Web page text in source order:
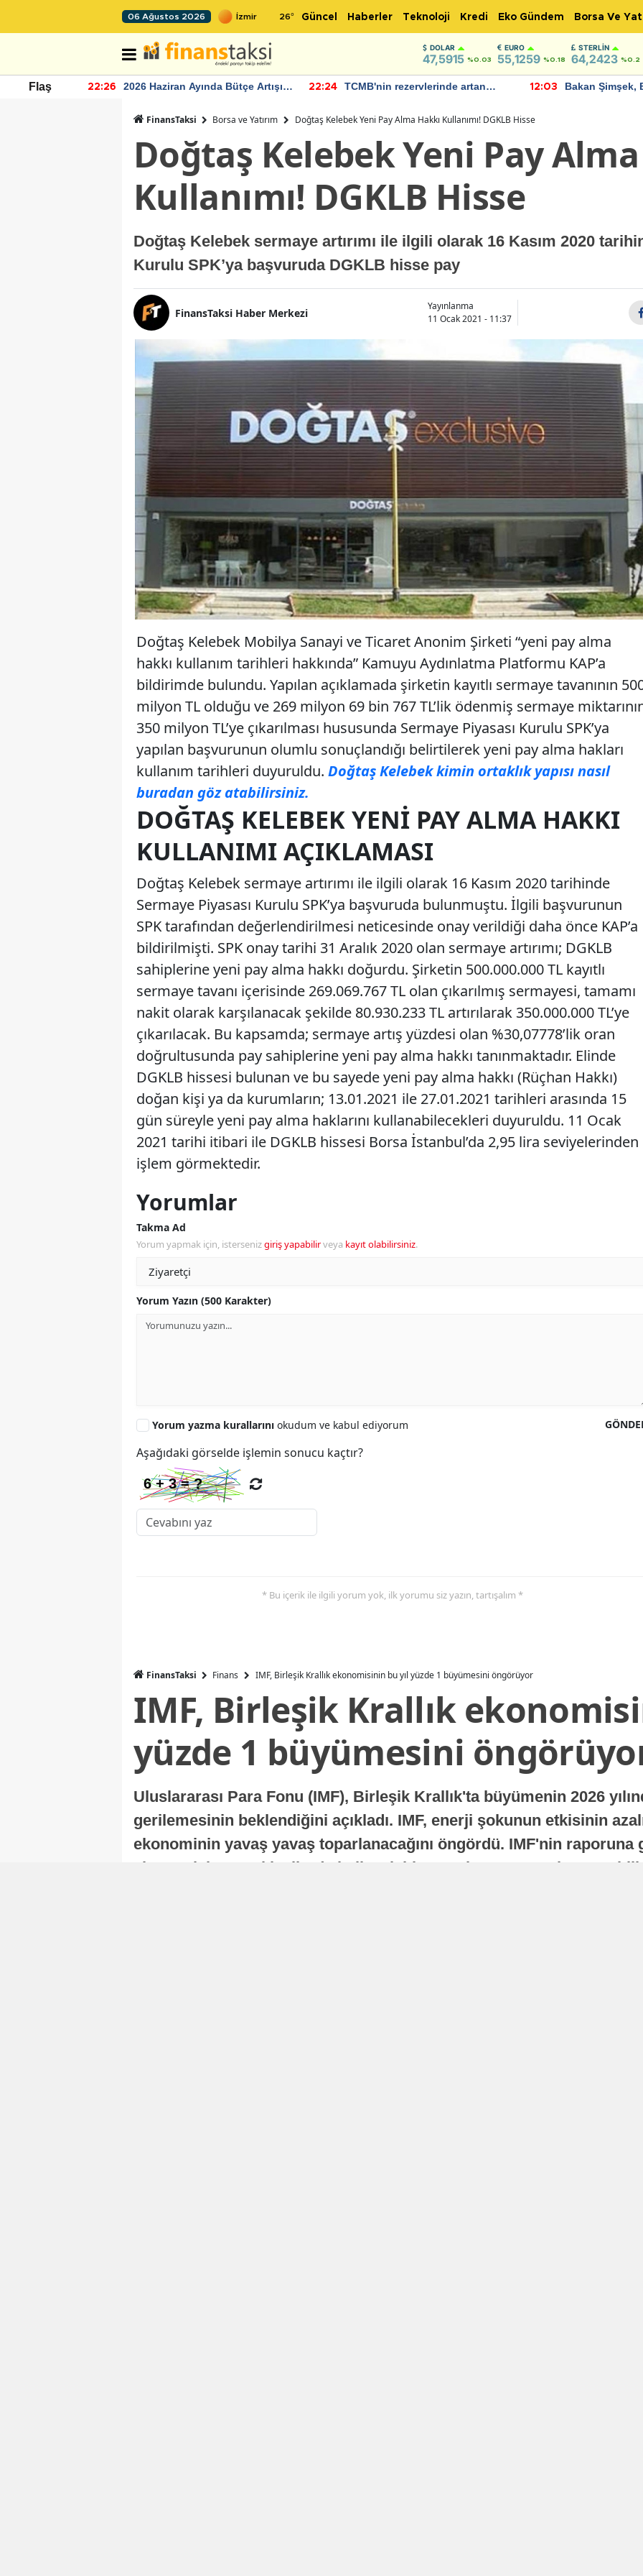
06 Ağustos 2026 26° Güncel Haberler Teknoloji Kredi Eko Gündem Borsa Ve
DOLAR
47,5915 %0.03
EURO
55,1259 %0.18
STERLIN
64,2423 %0.2
Flaş 22:26
2026 Haziran Ayında Bütçe Artışı
22:24
TCMB'nin rezervlerinde artan
12:03
Bakan Şimşek,
FinansTaksi Borsa ve Yatırım Doğtaş Kelebek Yeni Pay Alma Hakkı Kullanımı! DGKLB Hisse
Doğtaş Kelebek Yeni Pay
Kullanımı! DGKLB Hisse
Doğtaş Kelebek sermaye artırımı ile ilgili olarak 16 Kasım 2020
Kurulu SPK’ya başvuruda DGKLB hisse pay
FinansTaksi Haber Merkezi
Yayınlanma
11 Ocak 2021 - 11:37
Doğtaş Kelebek Mobilya Sanayi ve Ticaret Anonim Şirketi “yeni pay alma
hakkı kullanım tarihleri hakkında” Kamuyu Aydınlatma Platformu KAP’a
bildirimde bulundu. Yapılan açıklamada şirketin kayıtlı sermaye tavanının
milyon TL olduğu ve 269 milyon 69 bin 767 TL’lik ödenmiş sermaye
350 milyon TL’ye çıkarılması hususunda Sermaye Piyasası Kurulu SPK’ya
yapılan başvurunun olumlu sonuçlandığı belirtilerek yeni pay alma hakları
kullanım tarihleri duyuruldu. Doğtaş Kelebek kimin ortaklık yapısı nasıl
buradan göz atabilirsiniz.
DOĞTAŞ KELEBEK YENI PAY ALMA HAKKI
KULLANIMI AÇIKLAMASI
Doğtaş Kelebek sermaye artırımı ile ilgili olarak 16 Kasım 2020 tarihinde
Sermaye Piyasası Kurulu SPK’ya başvuruda bulunmuştu. İlgili başvurunun
SPK tarafından değerlendirilmesi neticesinde onay verildiği daha önce KAP’a
bildirilmişti. SPK onay tarihi 31 Aralık 2020 olan sermaye artırımı; DGKLB
sahiplerine yeni pay alma hakkı doğurdu. Şirketin 500.000.000 TL kayıtlı
sermaye tavanı içerisinde 269.069.767 TL olan çıkarılmış sermayesi, tamamı
nakit olarak karşılanacak şekilde 80.930.233 TL artırılarak 350.000.000 TL’ye
çıkarılacak. Bu kapsamda; sermaye artış yüzdesi olan %30,07778’lik oran
doğrultusunda pay sahiplerine yeni pay alma hakkı tanınmaktadır. Elinde
DGKLB hissesi bulunan ve bu sayede yeni pay alma hakkı (Rüçhan Hakkı)
doğan kişi ya da kurumların; 13.01.2021 ile 27.01.2021 tarihleri arasında 15
gün süreyle yeni pay alma haklarını kullanabilecekleri duyuruldu. 11 Ocak
2021 tarihi itibari ile DGKLB hissesi Borsa İstanbul’da 2,95 lira seviyelerinden
işlem görmektedir.
Yorumlar
Takma Ad
Yorum yapmak için, istersenizgiriş yapabilirveya kayıt olabilirsiniz.
Yorum Yazın (500 Karakter)
Yorum yazma kurallarını okudum ve kabul ediyorum
Aşağıdaki görselde işlemin sonucu kaçtır?
* Bu içerik ile ilgili yorum yok, ilk yorumu siz yazın, tartışalım *
FinansTaksi Finans IMF, Birleşik Krallık ekonomisinin bu yıl yüzde 1 büyümesini öngörüyor
IMF, Birleşik Krallık
yüzde 1 büyümesini
Uluslararası Para Fonu (IMF), Birleşik Krallık'ta büyümenin 2026
gerilemesinin beklendiğini açıkladı. IMF, enerji şokunun etkisinin
ekonominin yavaş yavaş toparlanacağını öngördü. IMF'nin raporuna
ekonomisi, sonraki yıllarda istikrarlı bir toparlanma süreci